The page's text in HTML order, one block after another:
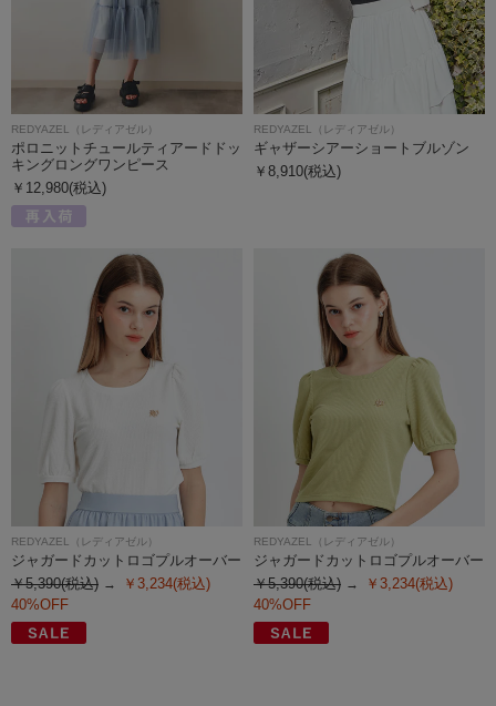
REDYAZEL（レディアゼル）
ポロニットチュールティアードドッ
キングロングワンピース
￥12,980(税込)
REDYAZEL（レディアゼル）
ギャザーシアーショートブルゾン
￥8,910(税込)
REDYAZEL（レディアゼル）
ジャガードカットロゴプルオーバー
￥5,390(税込)
￥3,234(税込)
40%OFF
REDYAZEL（レディアゼル）
ジャガードカットロゴプルオーバー
￥5,390(税込)
￥3,234(税込)
40%OFF